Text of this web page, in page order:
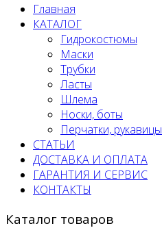
Главная
КАТАЛОГ
Гидрокостюмы
Маски
Трубки
Ласты
Шлема
Носки, боты
Перчатки, рукавицы
СТАТЬИ
ДОСТАВКА И ОПЛАТА
ГАРАНТИЯ И СЕРВИС
КОНТАКТЫ
Каталог товаров